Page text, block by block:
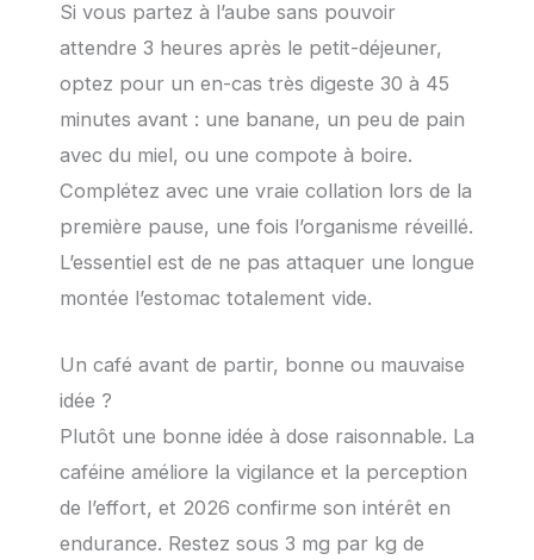
Si vous partez à l’aube sans pouvoir
attendre 3 heures après le petit-déjeuner,
optez pour un en-cas très digeste 30 à 45
minutes avant : une banane, un peu de pain
avec du miel, ou une compote à boire.
Complétez avec une vraie collation lors de la
première pause, une fois l’organisme réveillé.
L’essentiel est de ne pas attaquer une longue
montée l’estomac totalement vide.
Un café avant de partir, bonne ou mauvaise
idée ?
Plutôt une bonne idée à dose raisonnable. La
caféine améliore la vigilance et la perception
de l’effort, et 2026 confirme son intérêt en
endurance. Restez sous 3 mg par kg de